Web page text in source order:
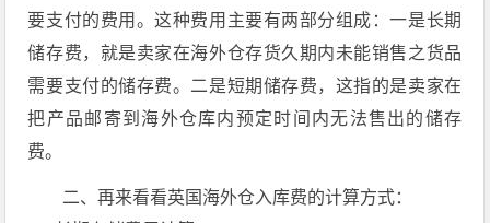
要支付的费用。这种费用主要有两部分组成：一是长期
储存费，就是卖家在海外仓存货久期内未能销售之货品
需要支付的储存费。二是短期储存费，这指的是卖家在
把产品邮寄到海外仓库内预定时间内无法售出的储存
费。
二、再来看看英国海外仓入库费的计算方式：